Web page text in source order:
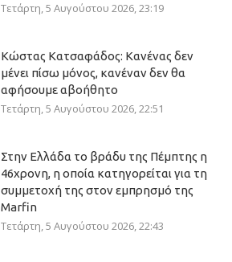
Τετάρτη, 5 Αυγούστου 2026, 23:19
Κώστας Κατσαφάδος: Κανένας δεν
μένει πίσω μόνος, κανέναν δεν θα
αφήσουμε αβοήθητο
Τετάρτη, 5 Αυγούστου 2026, 22:51
Στην Ελλάδα το βράδυ της Πέμπτης η
46χρονη, η οποία κατηγορείται για τη
συμμετοχή της στον εμπρησμό της
Marfin
Τετάρτη, 5 Αυγούστου 2026, 22:43